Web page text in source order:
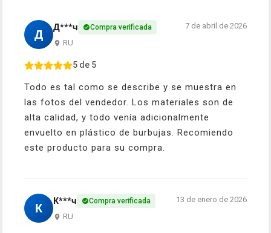
Д Д***ч Compra verificada
RU
7 de abril de 2026
5 de 5
Todo es tal como se describe y se muestra en
las fotos del vendedor. Los materiales son de
alta calidad, y todo venía adicionalmente
envuelto en plástico de burbujas. Recomiendo
este producto para su compra.
К К***ч Compra verificada
RU
13 de enero de 2026